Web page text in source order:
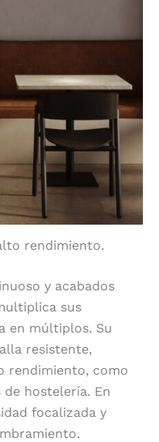
rendimiento.
y acabados
sus
en múltiplos. Su
resistente,
rendimiento, como
hostelería. En
focalizada y